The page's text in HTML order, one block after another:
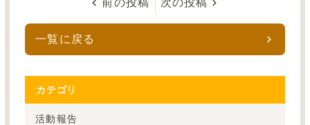
一覧に戻る
カテゴリ
活動報告